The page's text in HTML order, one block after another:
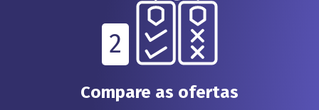
2
Compare as ofertas